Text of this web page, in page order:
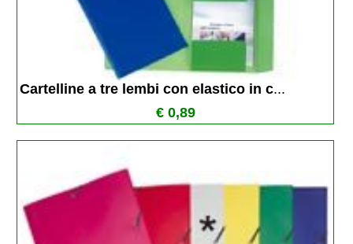
Cartelline a tre lembi con elastico in c...
€ 0,89